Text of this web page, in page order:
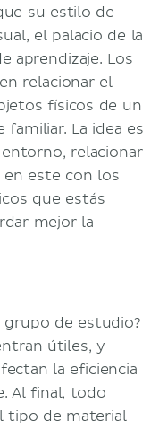
su estilo de
el palacio de la
aprendizaje. Los
relacionar el
físicos de un
La idea es
relacionar
este con los
que estás
mejor la
grupo de estudio?
útiles, y
la eficiencia
Al final, todo
tipo de material